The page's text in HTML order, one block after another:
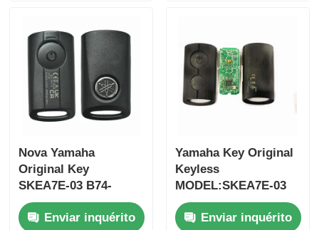
Produtos
Vídeos
50pcs
Nova Yamaha
Original Key
SKEA7E-03 B74-
H6261-02 662F-
SKEA7D03
Enviar inquérito
Yamaha Key Original
Keyless
MODEL:SKEA7E-03
Para Yamaha Smart
Remote Key B74-
Enviar inquérito